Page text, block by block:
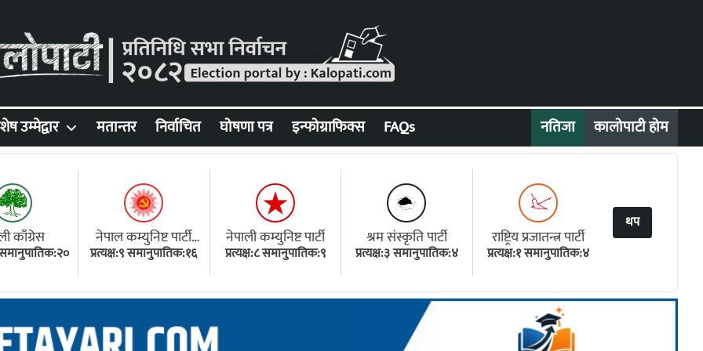
नतिजा कालोपाटी होम
उम्मेद्वार मतान्तर निर्वाचित घोषणा पत्र इन्फोग्राफिक्स FAQs
काँग्रेस
समानुपातिक:२०
नेपाल कम्युनिष्ट पार्टी
(एमाले)
प्रत्यक्ष:९ समानुपातिक:१६
नेपाली कम्युनिष्ट पार्टी
प्रत्यक्ष:८ समानुपातिक:९
श्रम संस्कृति पार्टी
प्रत्यक्ष:३ समानुपातिक:४
राष्ट्रिय प्रजातन्त्र पार्टी
प्रत्यक्ष:१ समानुपातिक:४
थप